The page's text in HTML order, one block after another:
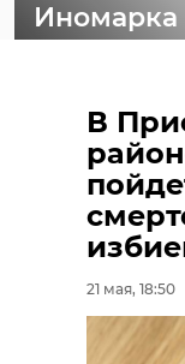
В
21 мая, 18:50
Иномарка
повисла
28 июля 2023, 17:22